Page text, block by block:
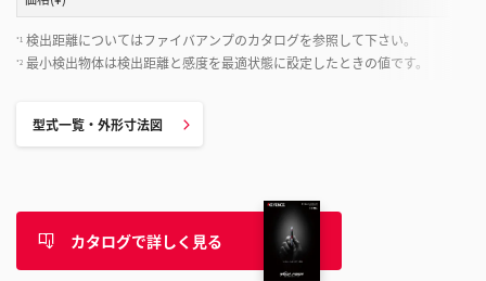
*1 検出距離についてはファイバアンプのカタログを参照して下さい。
*2 最小検出物体は検出距離と感度を最適状態に設定したときの値です。
型式一覧・外形寸法図
カタログで詳しく見る